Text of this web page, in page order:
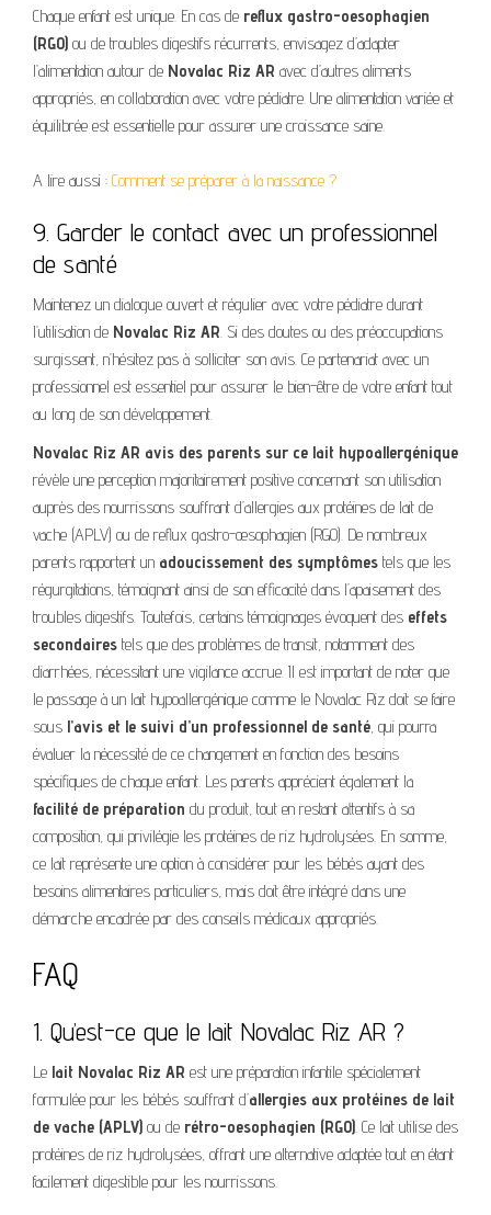
Chaque enfant est unique. En cas de reflux gastro-oesophagien
(RGO) ou de troubles digestifs récurrents, envisagez d’adapter
l’alimentation autour de Novalac Riz AR avec d’autres aliments
appropriés, en collaboration avec votre pédiatre. Une alimentation variée et
équilibrée est essentielle pour assurer une croissance saine.
A lire aussi : Comment se préparer à la naissance ?
9. Garder le contact avec un professionnel
de santé
Maintenez un dialogue ouvert et régulier avec votre pédiatre durant
l’utilisation de Novalac Riz AR. Si des doutes ou des préoccupations
surgissent, n’hésitez pas à solliciter son avis. Ce partenariat avec un
professionnel est essentiel pour assurer le bien-être de votre enfant tout
au long de son développement.
Novalac Riz AR avis des parents sur ce lait hypoallergénique
révèle une perception majoritairement positive concernant son utilisation
auprès des nourrissons souffrant d’allergies aux protéines de lait de
vache (APLV) ou de reflux gastro-œsophagien (RGO). De nombreux
parents rapportent un adoucissement des symptômes tels que les
régurgitations, témoignant ainsi de son efficacité dans l’apaisement des
troubles digestifs. Toutefois, certains témoignages évoquent des effets
secondaires tels que des problèmes de transit, notamment des
diarrhées, nécessitant une vigilance accrue. Il est important de noter que
le passage à un lait hypoallergénique comme le Novalac Riz doit se faire
sous l’avis et le suivi d’un professionnel de santé, qui pourra
évaluer la nécessité de ce changement en fonction des besoins
spécifiques de chaque enfant. Les parents apprécient également la
facilité de préparation du produit, tout en restant attentifs à sa
composition, qui privilégie les protéines de riz hydrolysées. En somme,
ce lait représente une option à considérer pour les bébés ayant des
besoins alimentaires particuliers, mais doit être intégré dans une
démarche encadrée par des conseils médicaux appropriés.
FAQ
1. Qu’est-ce que le lait Novalac Riz AR ?
Le lait Novalac Riz AR est une préparation infantile spécialement
formulée pour les bébés souffrant d’allergies aux protéines de lait
de vache (APLV) ou de rétro-oesophagien (RGO). Ce lait utilise des
protéines de riz hydrolysées, offrant une alternative adaptée tout en étant
facilement digestible pour les nourrissons.